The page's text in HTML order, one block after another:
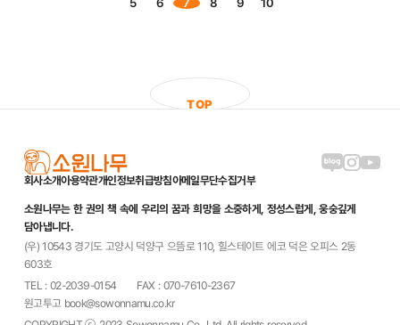
TOP
블로그 링크
인스타그
유튜브
회사소개이용약관개인정보취급방침이메일무단수집거부
소원나무는 한 권의 책 속에 우리의 꿈과 희망을 소중하게, 정성스럽게, 웅숭깊게
담아냅니다.
(우) 10543 경기도 고양시 덕양구 으뜸로 110, 힐스테이트 에코 덕은 오피스 2동
603호
TEL : 02-2039-0154
FAX : 070-7610-2367
원고투고 book@sowonnamu.co.kr